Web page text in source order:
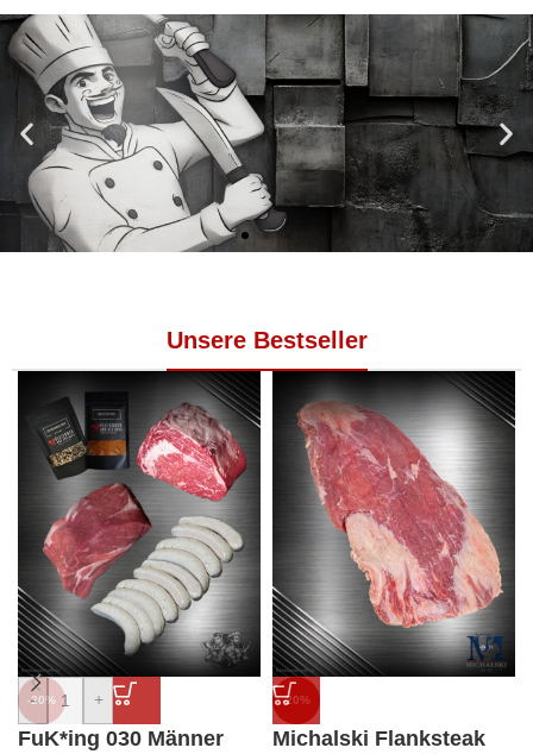
Fleisch für jeden Tag
Verlässliche Alltagsmarke mit Berliner Wurzeln.
Feinste Cuts - Clever gespart
Los geht's
Unsere Bestseller
-20%
- +
FuK*ing 030 Männer
-20%
Michalski Flanksteak